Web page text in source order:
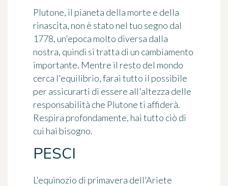
Plutone, il pianeta della morte e della
rinascita, non è stato nel tuo segno dal
1778, un'epoca molto diversa dalla
nostra, quindi si tratta di un cambiamento
importante. Mentre il resto del mondo
cerca l'equilibrio, farai tutto il possibile
per assicurarti di essere all'altezza delle
responsabilità che Plutone ti affiderà.
Respira profondamente, hai tutto ciò di
cui hai bisogno.
PESCI
L'equinozio di primavera dell'Ariete